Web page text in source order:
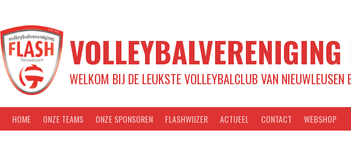
inhoud
WELKOM BIJ DE LEUKSTE VOLLEYBALCLUB VAN NIEUWLEUSEN
HOME ONZE TEAMS ONZE SPONSOREN FLASHWIJZER ACTUEEL CONTACT WEBSHOP